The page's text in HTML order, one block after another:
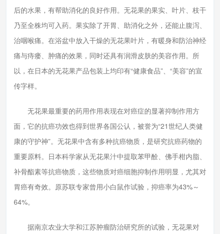
后的水果，有帮助消化的良好作用。无花果的果实、叶片、枝干
乃至全株均可入药。果实除了开胃、助消化之外，还能止腹泻、
治咽喉痛。在浴盆中放入干燥的无花果叶片，有暖身和防治神经
痛与痔瘘、肿痛的效果，同时还具有润滑皮肤的美容作用。所
以，在日本的无花果产品包装上均印有“健康食品”、“美容”的宣
传字样。
无花果最重要的药用作用表现在对癌症的显著抑制作用方
面，它的抗癌功效也得到世界各国公认，被誉为“21世纪人类健
康的守护神”。无花果中含有多种抗癌物质，是研究抗癌药物的
重要原料。日本科学家从无花果汁中提取苯甲酫、佛手柑内脂、
补骨酯素等抗癌物质，这些物质对癌细胞抑制作用明显，尤其对
胃癌有奇效。原苏联专家曾用小白鼠作试验，抑癌率为43%～
64%。
据南京农业大学和江苏肿瘤防治研究所的试验，无花果对